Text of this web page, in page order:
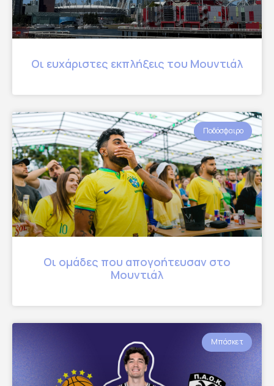
Οι ευχάριστες εκπλήξεις του Μουντιάλ
Ποδόσφαιρο
Οι ομάδες που απογοήτευσαν στο
Μουντιάλ
Μπάσκετ